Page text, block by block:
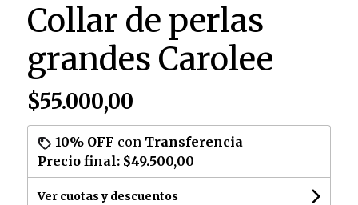
Collar de perlas
grandes Carolee
$55.000,00
10% OFF con Transferencia
Precio final: $49.500,00
Ver cuotas y descuentos